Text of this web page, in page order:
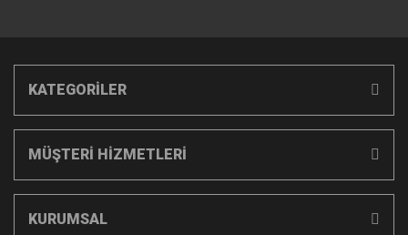
KATEGORİLER
MÜŞTERİ HİZMETLERİ
KURUMSAL